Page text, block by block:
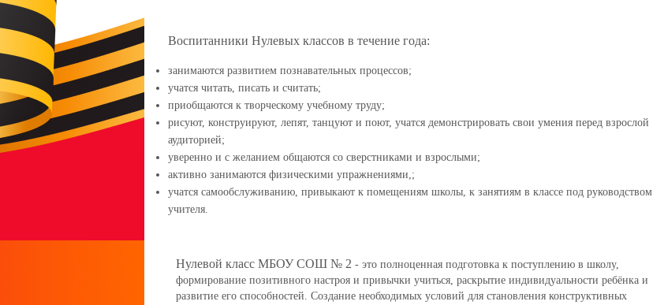
Воспитанники Нулевых классов в течение года:
занимаются развитием познавательных процессов;
учатся читать, писать и считать;
приобщаются к творческому учебному труду;
рисуют, конструируют, лепят, танцуют и поют, учатся демонстрировать свои умения перед взрослой
аудиторией;
уверенно и с желанием общаются со сверстниками и взрослыми;
активно занимаются физическими упражнениями,;
учатся самообслуживанию, привыкают к помещениям школы, к занятиям в классе под руководством
учителя.
Нулевой класс МБОУ СОШ № 2 - это полноценная подготовка к поступлению в школу,
формирование позитивного настроя и привычки учиться, раскрытие индивидуальности ребёнка и
развитие его способностей. Создание необходимых условий для становления конструктивных